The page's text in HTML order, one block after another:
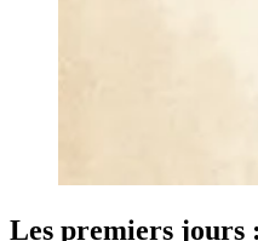
Les premiers jours